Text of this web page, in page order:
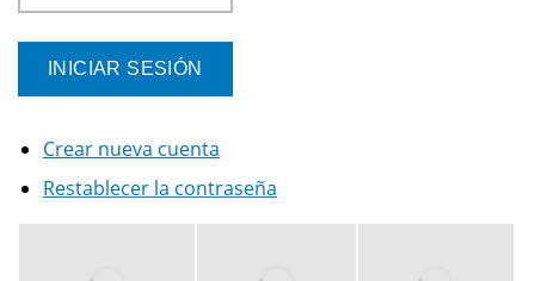
Crear nueva cuenta
Restablecer la contraseña